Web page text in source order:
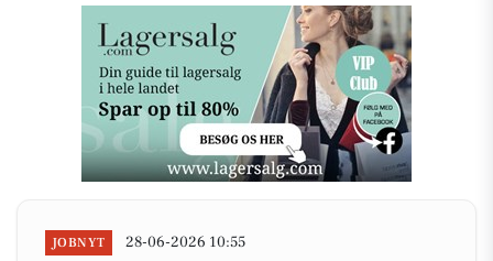
JOBNYT 28-06-2026 10:55